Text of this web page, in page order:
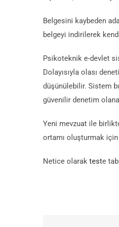
Belgesini kaybeden
belgeyi indirilerek
Psikoteknik e-devlet
Dolayısıyla olası
düşünülebilir. Sistem
güvenilir denetim
Yeni mevzuat ile
ortamı oluşturmak
Netice olarak teste